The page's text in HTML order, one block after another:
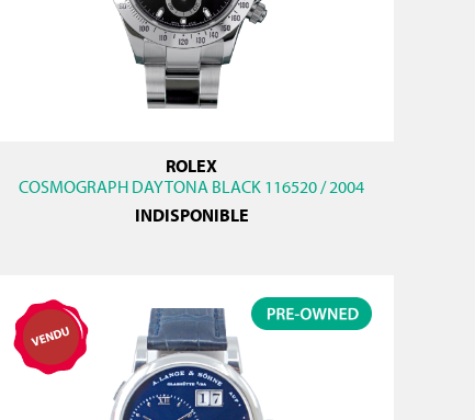
ROLEX
COSMOGRAPH DAYTONA BLACK 116520 / 2004
INDISPONIBLE